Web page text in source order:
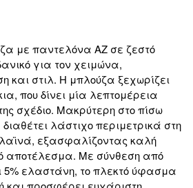
με παντελόνα AZ σε ζεστό
για τον χειμώνα,
και στιλ. Η μπλούζα ξεχωρίζει
που δίνει μία λεπτομέρεια
σχέδιο. Μακρύτερη στο πίσω
λάστιχο περιμετρικά στη
εξασφαλίζοντας καλή
αποτέλεσμα. Με σύνθεση από
5% ελαστάνη, το πλεκτό ύφασμα